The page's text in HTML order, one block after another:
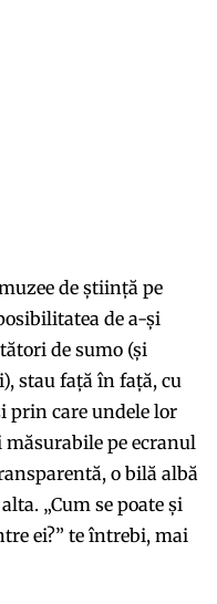
de știință pe
de a-și
de sumo (și
stau față în față, cu
prin care undele lor
pe ecranul
o bilă albă
„Cum se poate și
ei?” te întrebi, mai